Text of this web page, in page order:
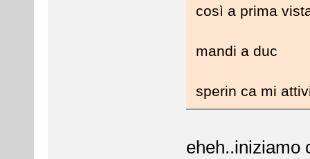
così a prima
mandi a duc
sperin ca mi
eheh..iniziamo